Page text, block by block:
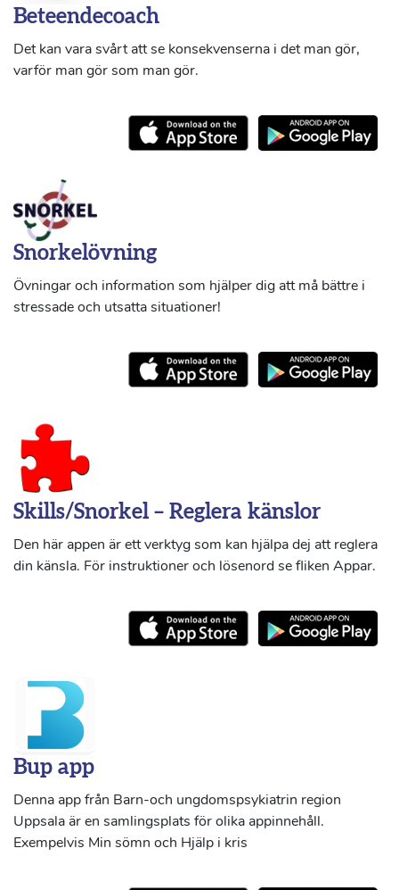
Beteendecoach
Det kan vara svårt att se konsekvenserna i det man gör,
varför man gör som man gör.
Snorkelövning
Övningar och information som hjälper dig att må bättre i
stressade och utsatta situationer!
Skills/Snorkel – Reglera känslor
Den här appen är ett verktyg som kan hjälpa dej att reglera
din känsla. För instruktioner och lösenord se fliken Appar.
Bup app
Denna app från Barn-och ungdomspsykiatrin region
Uppsala är en samlingsplats för olika appinnehåll.
Exempelvis Min sömn och Hjälp i kris